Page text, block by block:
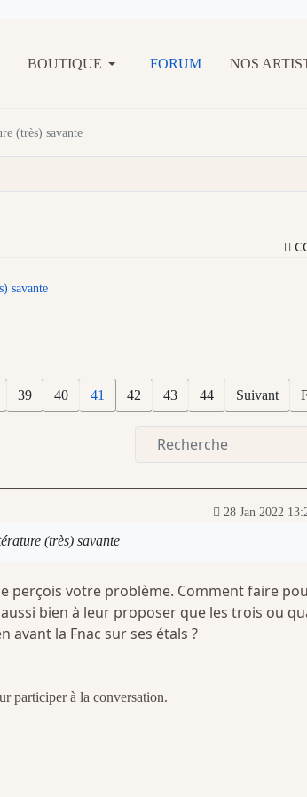
BOUTIQUE FORUM NOS
(très) savante
savante
39 40 41 42 43 44 Suivant
28 Jan 2022
(très) savante
perçois votre problème. Comment faire
bien à leur proposer que les trois ou
avant la Fnac sur ses étals ?
participer à la conversation.